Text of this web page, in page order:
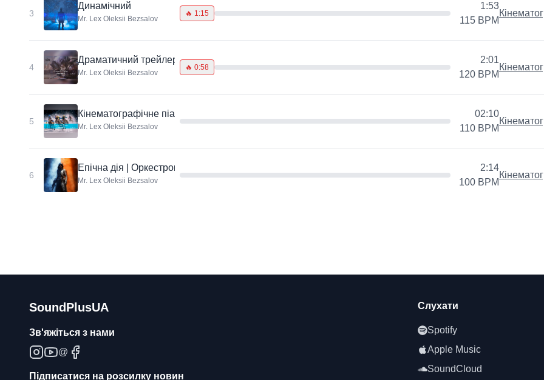
3
Динамічний
Mr. Lex Oleksii Bezsalov
🔥 1:15
1:53
115 BPM
4
Драматичний трейлер
Mr. Lex Oleksii Bezsalov
🔥 0:58
2:01
120 BPM
5
Кінематографічне піано
Mr. Lex Oleksii Bezsalov
02:10
110 BPM
6
Епічна дія | Оркестрова динаміка
Mr. Lex Oleksii Bezsalov
2:14
100 BPM
SoundPlusUA
Зв'яжіться з нами
@
Підписатися на розсилку новин
Слухати
Spotify
Apple Music
SoundCloud